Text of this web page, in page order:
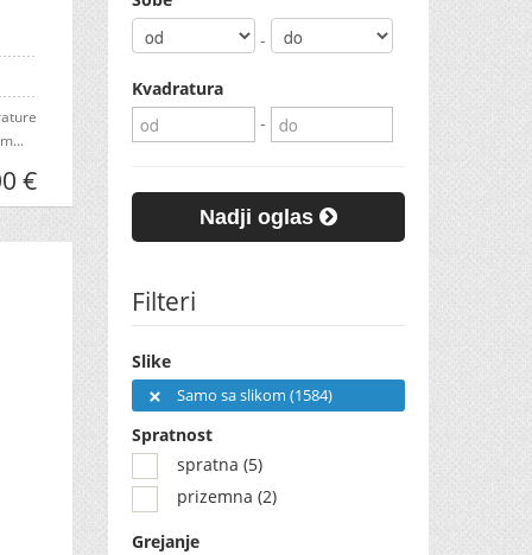
€
-
Kvadratura
-
Nadji oglas
Filteri
Slike
Samo sa slikom (1584)
Spratnost
spratna (5)
prizemna (2)
Grejanje